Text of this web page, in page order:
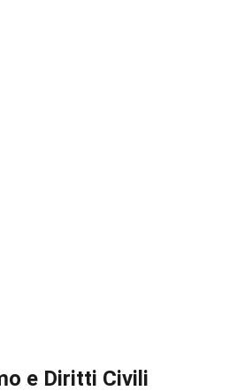
e Diritti Civili